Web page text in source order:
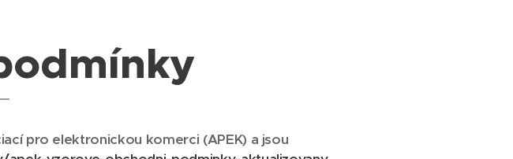
pro elektronickou komerci (APEK) a jsou